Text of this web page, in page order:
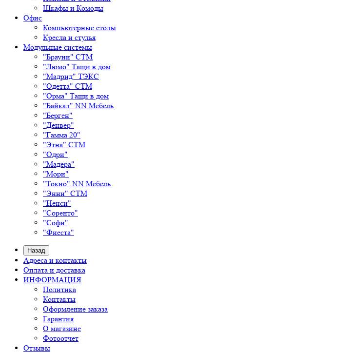
Шкафы и Комоды
Офис
Компьютерные столы
Кресла и стулья
Модульные системы
"Брауни" СТМ
"Люмо" Тащи в дом
"Мадрид" ТЭКС
"Одетта" СТМ
"Орма" Тащи в дом
"Байкал" NN Мебель
"Берген"
"Денвер"
"Гамма 20"
"Этна" СТМ
"Одри"
"Мадера"
"Мори"
"Токио" NN Мебель
"Энни" СТМ
"Ненси"
"Соренто"
"Софи"
"Фиеста"
Назад
Адреса и контакты
Оплата и доставка
ИНФОРМАЦИЯ
Политика
Контакты
Оформление заказа
Гарантия
О магазине
Фотоотчет
Отзывы